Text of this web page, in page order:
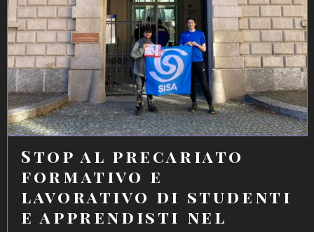
Stop al precariato
formativo e
lavorativo di studenti
e apprendisti nel